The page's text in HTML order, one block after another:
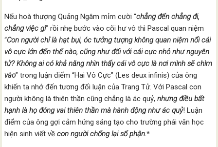
Nếu hoà thượng Quảng Ngâm mỉm cười “chẳng đến chẳng đi,
chẳng việc gì” rồi nhẹ bước vào cõi hư vô thì Pascal quan niệm
“Con người chỉ là hạt bụi, óc tưởng tượng không quan niệm nổi cái
vô cực lớn đến thế nào, cũng như đối với cái cực nhỏ như nguyên
tử? Không ai có khả năng nhìn thấy cái vô cực là nơi mình sẽ chìm
vào” trong luận điểm “Hai Vô Cực” (Les deux infinis) của ông
khiến ta nhớ đến tương đối luận của Trang Tử. Với Pascal con
người không là thiên thần cũng chẳng là ác quỷ,nhưng điều bất
hạnh là họ đóng vai thiên thần mà hành động như ác quỷ! Luận
điểm của ông gợi cảm hứng sáng tạo cho trường phái văn học
hiện sinh viết vềcon người chống lại số phận.*